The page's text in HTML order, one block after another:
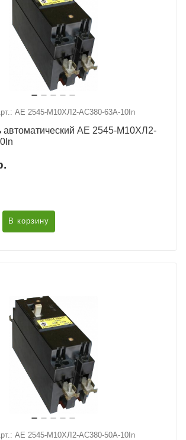
АЕ 2545-М10ХЛ2-AC380-63А-10In
автоматический АЕ 2545-М10ХЛ2-
В корзину
АЕ 2545-М10ХЛ2-AC380-50А-10In